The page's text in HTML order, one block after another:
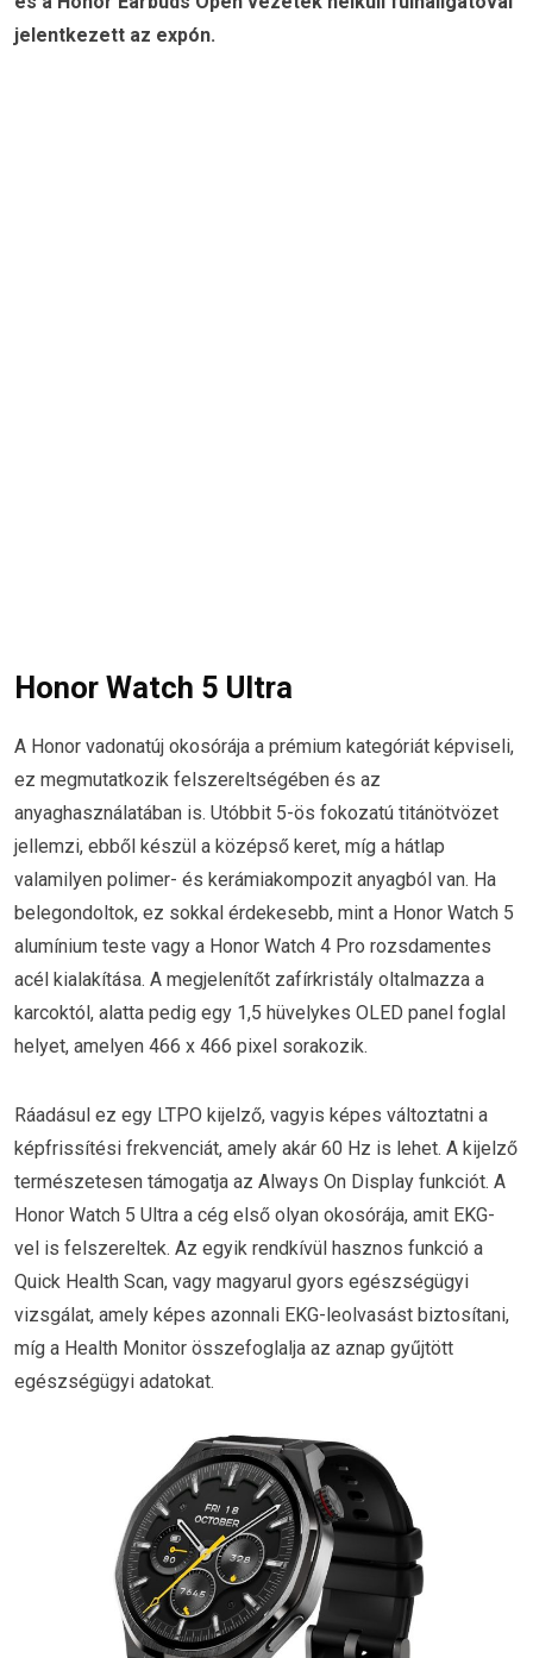
jelentkezett az expón.
Honor Watch 5 Ultra
A Honor vadonatúj okosórája a prémium kategóriát képviseli,
ez megmutatkozik felszereltségében és az
anyaghasználatában is. Utóbbit 5-ös fokozatú titánötvözet
jellemzi, ebből készül a középső keret, míg a hátlap
valamilyen polimer- és kerámiakompozit anyagból van. Ha
belegondoltok, ez sokkal érdekesebb, mint a Honor Watch 5
alumínium teste vagy a Honor Watch 4 Pro rozsdamentes
acél kialakítása. A megjelenítőt zafírkristály oltalmazza a
karcoktól, alatta pedig egy 1,5 hüvelykes OLED panel foglal
helyet, amelyen 466 x 466 pixel sorakozik.
Ráadásul ez egy LTPO kijelző, vagyis képes változtatni a
képfrissítési frekvenciát, amely akár 60 Hz is lehet. A kijelző
természetesen támogatja az Always On Display funkciót. A
Honor Watch 5 Ultra a cég első olyan okosórája, amit EKG-
vel is felszereltek. Az egyik rendkívül hasznos funkció a
Quick Health Scan, vagy magyarul gyors egészségügyi
vizsgálat, amely képes azonnali EKG-leolvasást biztosítani,
míg a Health Monitor összefoglalja az aznap gyűjtött
egészségügyi adatokat.